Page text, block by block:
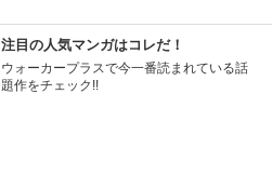
注目の人気マンガはコレだ！
ウォーカープラスで今一番読まれている話
題作をチェック!!